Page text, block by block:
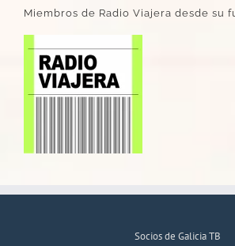
Miembros de Radio Viajera desde su
Socios de Galicia TB